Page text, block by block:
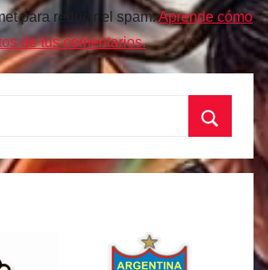
para reducir el spam.Aprende cómo
de tus comentarios.
Buscar